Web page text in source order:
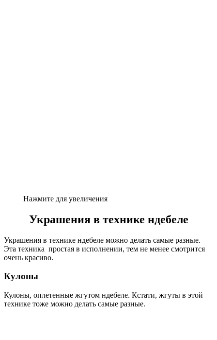
Нажмите для увеличения
Украшения в технике ндебеле
Украшения в технике ндебеле можно делать самые разные.
Эта техника простая в исполнении, тем не менее смотрится
очень красиво.
Кулоны
Кулоны, оплетенные жгутом ндебеле. Кстати, жгуты в этой
технике тоже можно делать самые разные.